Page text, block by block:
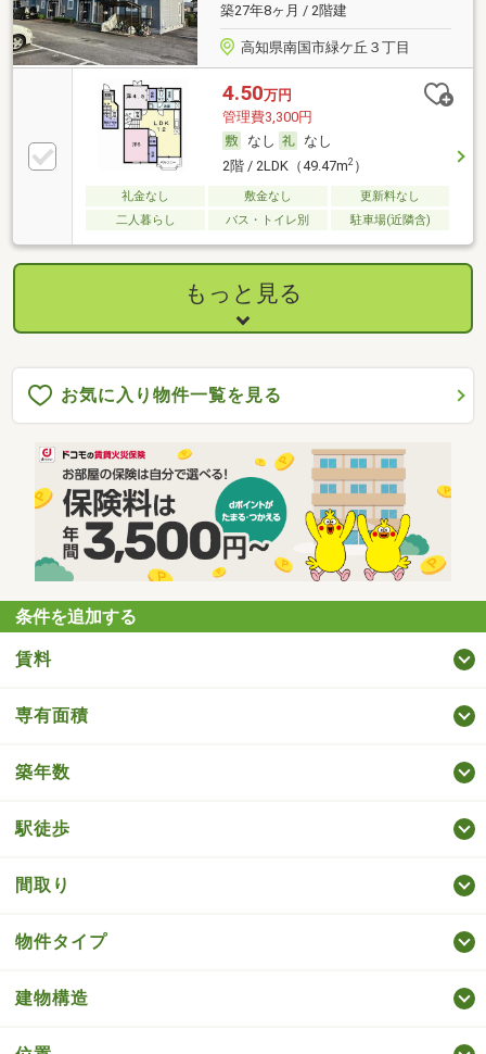
築27年8ヶ月 / 2階建
高知県南国市緑ケ丘３丁目
4.50万円
管理費3,300円
なし
なし
2階 / 2LDK（49.47m2）
礼金なし 敷金なし
更新料なし
二人暮らし
バス・トイレ別 駐車場(近隣含)
もっと見る
お気に入り物件一覧を見る
条件を追加する
賃料
専有面積
築年数
駅徒歩
間取り
物件タイプ
建物構造